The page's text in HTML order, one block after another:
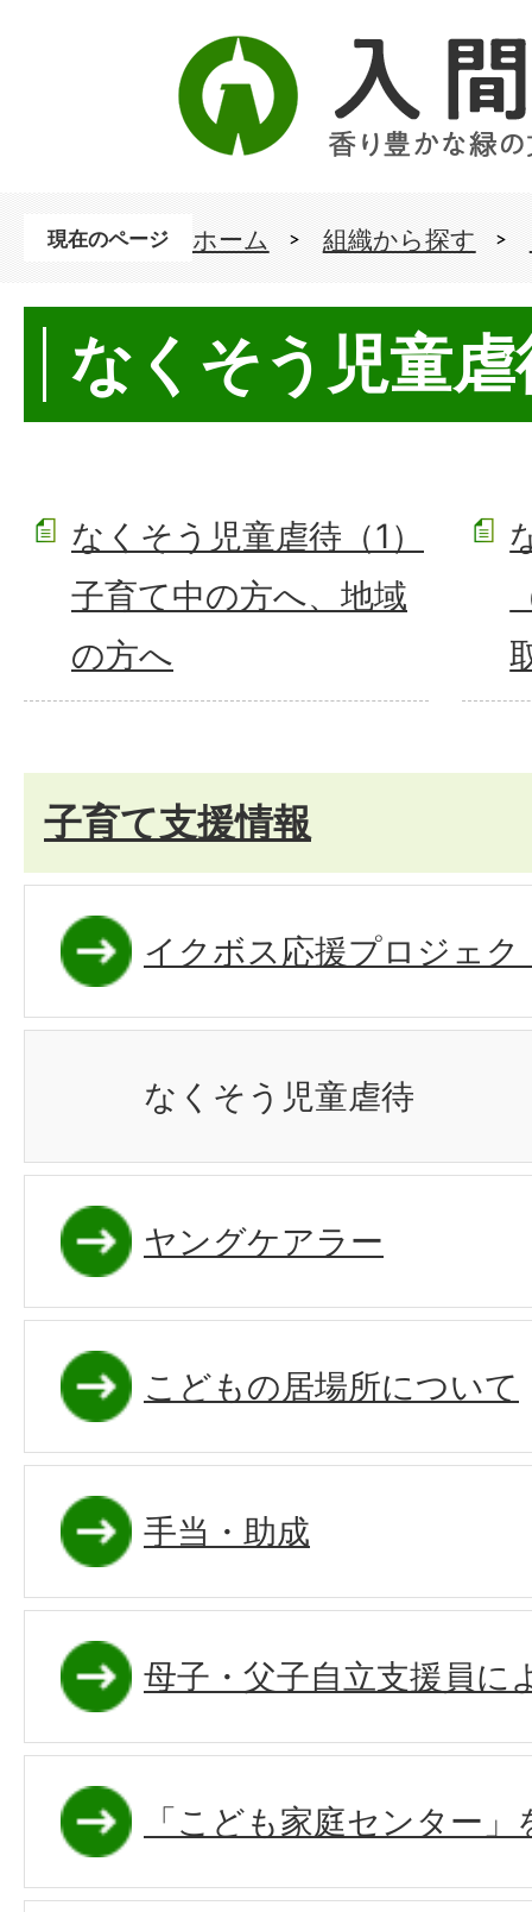
現在のページ ホーム 組織から探す
なくそう児童虐
なくそう児童虐待（1）
子育て中の方へ、地域
の方へ
子育て支援情報
イクボス応援プロジェク
なくそう児童虐待
ヤングケアラー
こどもの居場所について
手当・助成
母子・父子自立支援員に
「こども家庭センター